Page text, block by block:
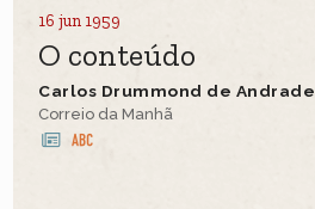
16 jun 1959
O conteúdo
Carlos Drummond de Andrade
Correio da Manhã